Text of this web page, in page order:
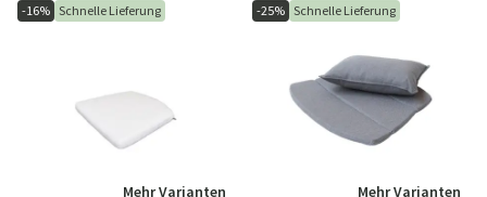
-16% Schnelle Lieferung
Mehr Varianten
-25% Schnelle Lieferung
Mehr Varianten